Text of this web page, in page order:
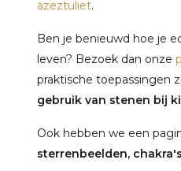
azeztuliet.
Ben je benieuwd hoe je
leven? Bezoek dan onze
praktische toepassingen
gebruik van stenen bij
Ook hebben we een
sterrenbeelden,